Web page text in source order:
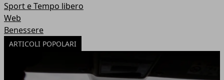
Sport e Tempo libero
Web
Benessere
ARTICOLI POPOLARI